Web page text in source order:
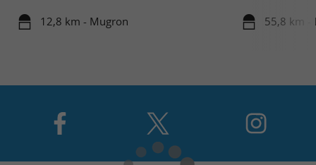
12,8 km - Mugron 55,8 km -